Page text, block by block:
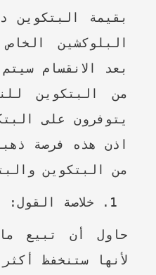
بقيمة البتكوين
البلوكشين
بعد الانقسام
من البتكوين
يتوفرون على
اذن هذه فرصة
من البتكوين
خلاصة القول:
حاول أن تبيع
لأنها ستنخفظ